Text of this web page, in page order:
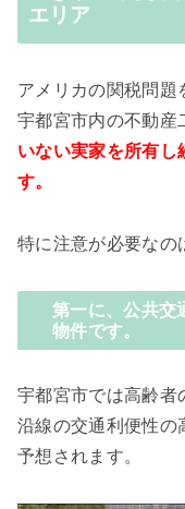
エリア
アメリカの関税問題
宇都宮市内の不動産
いない実家を所有し
す。
特に注意が必要なの
第一に、公共交
物件です。
宇都宮市では高齢者
沿線の交通利便性の
予想されます。